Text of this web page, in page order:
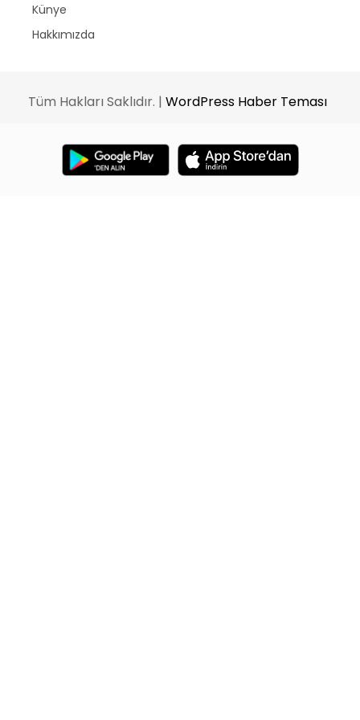
Künye
Hakkımızda
Tüm Hakları Saklıdır. | WordPress Haber Teması